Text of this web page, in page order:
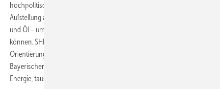
hochpolitisches Thema. Er sprach sich für eine technologisch breite
Aufstellung aus – von Holzheizung über Wärmepumpe bis hin zu Gas
und Öl – um je nach Situation die passende Entscheidung treffen zu
können. SHK-Handwerker seien hier die Experten, die Verbrauchern
Orientierung geben müssten.
Bayerischen Staatsministerium für Wirtschaft, Landesentwicklung und
Energie, tauschte sich bei seinem Rundgang direkt mit Ausstellern aus.